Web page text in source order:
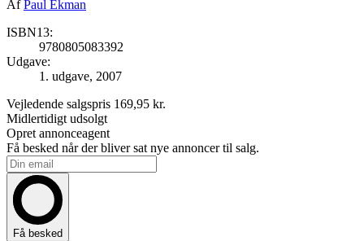
AfPaul Ekman
ISBN13:
9780805083392
Udgave:
1. udgave, 2007
Vejledende salgspris 169,95 kr.
Midlertidigt udsolgt
Opret annonceagent
Få besked når der bliver sat nye annoncer til salg.
Få besked